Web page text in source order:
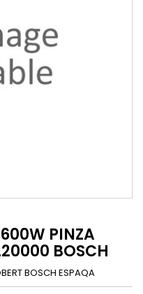
PINZA
BOSCH
BOSCH ESPAQA